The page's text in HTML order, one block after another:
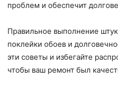
проблем и обеспечит
Правильное выполнение
поклейки обоев и
эти советы и избегайте
чтобы ваш ремонт был